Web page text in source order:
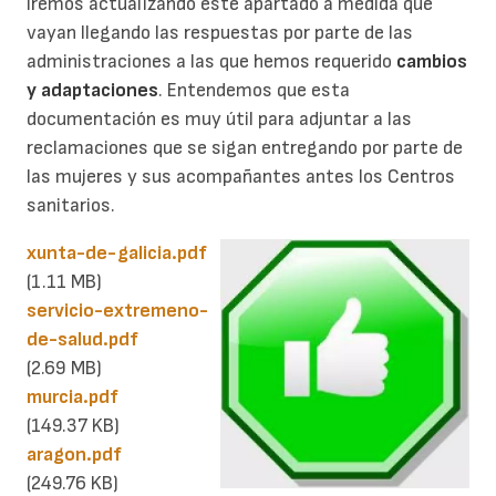
vayan llegando las respuestas por parte de las
administraciones a las que hemos requerido cambios
y adaptaciones. Entendemos que esta
documentación es muy útil para adjuntar a las
reclamaciones que se sigan entregando por parte de
las mujeres y sus acompañantes antes los Centros
sanitarios.
xunta-de-galicia.pdf
(1.11 MB)
servicio-extremeno-
de-salud.pdf
(2.69 MB)
murcia.pdf
(149.37 KB)
aragon.pdf
(249.76 KB)